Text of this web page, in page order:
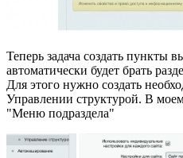
Теперь задача создать пункты
автоматически будет брать
Для этого нужно создать
Управлении структурой. В
"Меню подраздела"